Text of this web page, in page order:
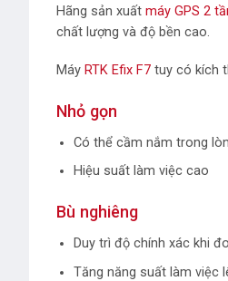
Hãng sản xuất máy GPS 2
chất lượng và độ bền cao.
Máy RTK Efix F7 tuy có kích
Nhỏ gọn
Có thể cầm nắm trong
Hiệu suất làm việc cao
Bù nghiêng
Duy trì độ chính xác khi
Tăng năng suất làm việc